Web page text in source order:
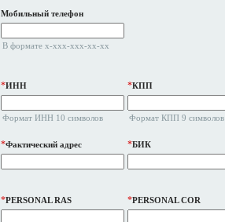
Мобильный телефон
В формате x-xxx-xxx-xx-xx
*ИНН
Формат ИНН 10 символов
*КПП
Формат КПП 9 символов
*Фактический адрес *БИК
*PERSONAL RAS *PERSONAL COR